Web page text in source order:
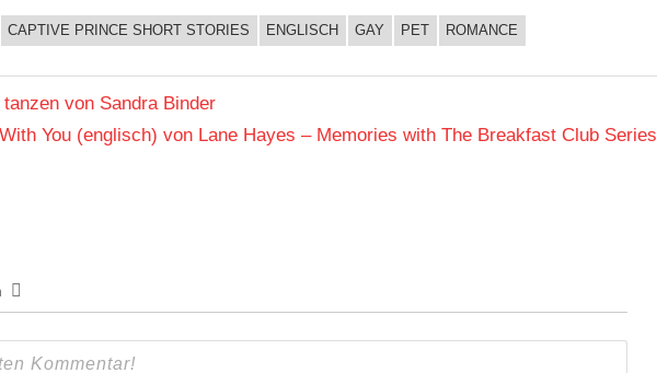
CAPTIVE PRINCE SHORT STORIES ENGLISCH GAY PET ROMANCE
von Sandra Binder
You (englisch) von Lane Hayes – Memories with The Breakfast Club Series